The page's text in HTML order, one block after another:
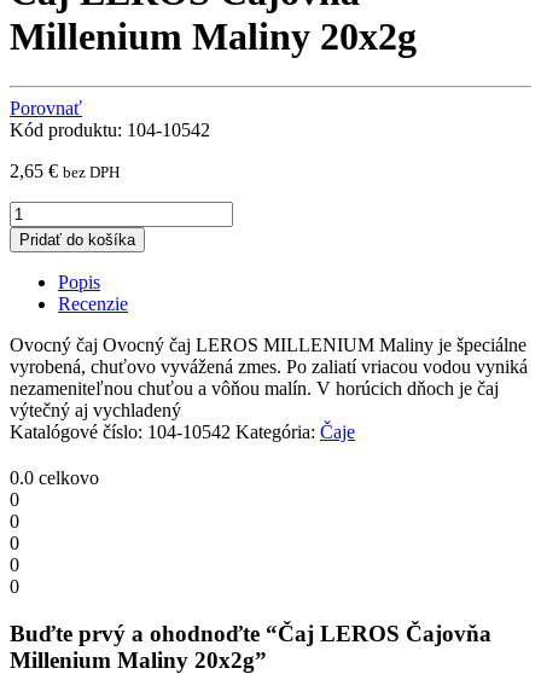
Millenium Maliny 20x2g
Porovnať
Kód produktu: 104-10542
2,65 € bez DPH
Čaj
LEROS
Čajovňa
Millenium
Maliny
quantity
Pridať do košíka
Popis
Recenzie
Ovocný čaj Ovocný čaj LEROS MILLENIUM Maliny je špeciálne
vyrobená, chuťovo vyvážená zmes. Po zaliatí vriacou vodou vyniká
nezameniteľnou chuťou a vôňou malín. V horúcich dňoch je čaj
výtečný aj vychladený
Katalógové číslo: 104-10542 Kategória: Čaje
0.0 celkovo
0
0
0
0
0
Buďte prvý a ohodnoďte “Čaj LEROS Čajovňa
Millenium Maliny 20x2g”